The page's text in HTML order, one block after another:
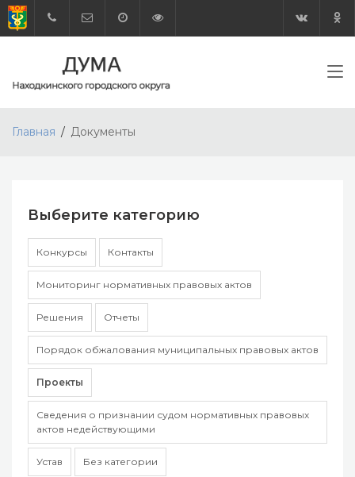
Главная Документы
Выберите категорию
Конкурсы Контакты
Мониторинг нормативных правовых актов
Решения Отчеты
Порядок обжалования муниципальных правовых актов
Проекты
Сведения о признании судом нормативных правовых
актов недействующими
Устав Без категории